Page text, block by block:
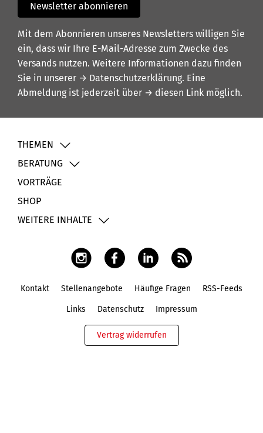
Newsletter abonnieren
Mit dem Abonnieren unseres Newsletters willigen Sie
ein, dass wir Ihre E-Mail-Adresse zum Zwecke des
Versands nutzen. Weitere Informationen dazu finden
Sie in unserer → Datenschutzerklärung. Eine
Abmeldung ist jederzeit über → diesen Link möglich.
THEMEN
BERATUNG
VORTRÄGE
SHOP
WEITERE INHALTE
Kontakt Stellenangebote Häufige Fragen RSS-Feeds
Links Datenschutz Impressum
Vertrag widerrufen